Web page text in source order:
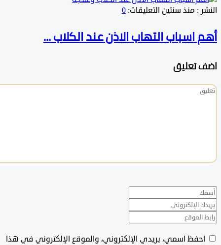
:منذ سنتين التعليقات:0
التهاب الاذن عند الكلاب ...
اسمي، بريدي الإلكتروني، والموقع الإلكتروني في هذا